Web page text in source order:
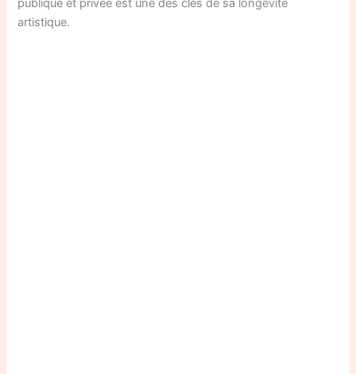
publique et privée est une des clés de sa longévité
artistique.